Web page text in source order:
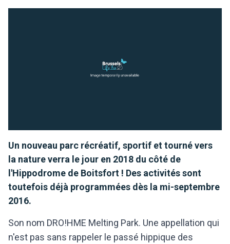
Un nouveau parc récréatif, sportif et tourné vers
la nature verra le jour en 2018 du côté de
l'Hippodrome de Boitsfort ! Des activités sont
toutefois déjà programmées dès la mi-septembre
2016.
Son nom DRO!HME Melting Park. Une appellation qui
n'est pas sans rappeler le passé hippique des